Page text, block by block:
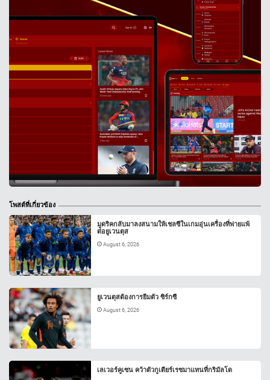
โพสต์ที่เกี่ยวข้อง
มูดริคกลับมาลงสนามให้เชลซีในเกมอุ่นเครื่องที่พ่ายแพ้
ต่อยูเวนตุส
August 6, 2026
ยูเวนตุสต้องการยืมตัว ซิร์กซี
August 6, 2026
เลเวอร์คูเซน คว้าตัวกูเตียร์เรซมาแทนที่กริมัลโด